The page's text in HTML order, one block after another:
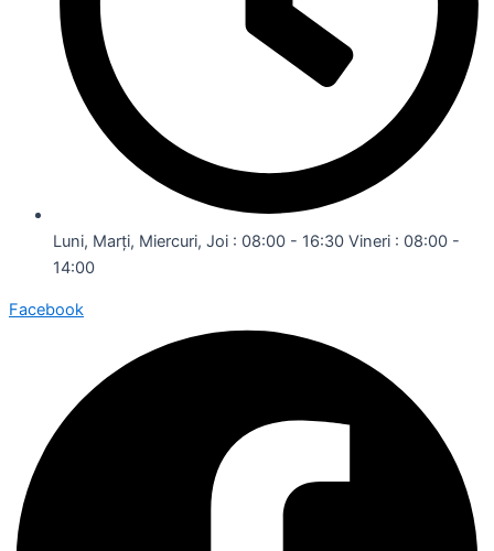
Luni, Marți, Miercuri, Joi : 08:00 - 16:30 Vineri : 08:00 -
14:00
Facebook